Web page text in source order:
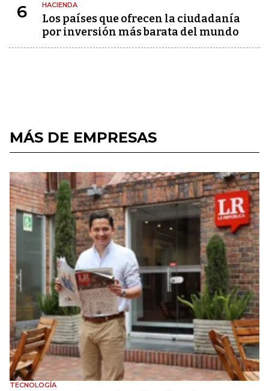
6 HACIENDA
Los países que ofrecen la ciudadanía
por inversión más barata del mundo
MÁS DE EMPRESAS
TECNOLOGÍA